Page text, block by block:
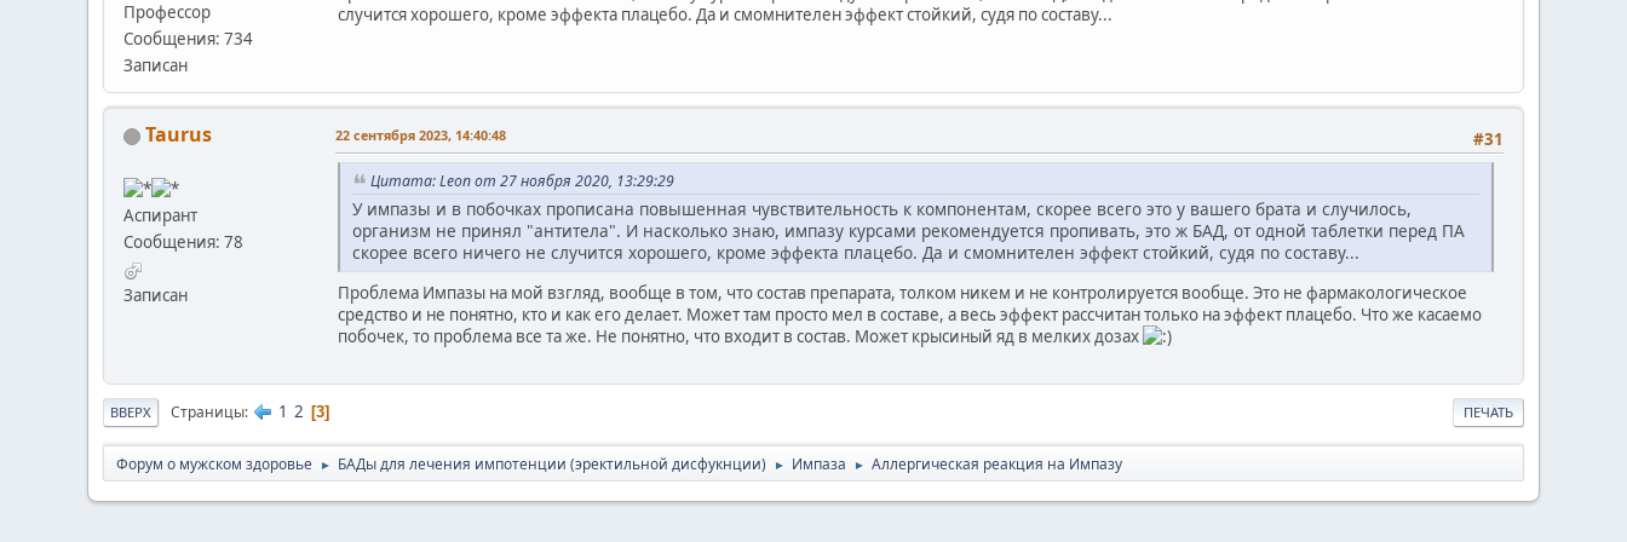
Профессор
Сообщения: 734
Записан
случится хорошего, кроме эффекта плацебо. Да и смомнителен эффект стойкий, судя по составу...
Taurus
Аспирант
Сообщения: 78
Записан
#31
22 сентября 2023, 14:40:48
Цитата: Leon от 27 ноября 2020, 13:29:29
У импазы и в побочках прописана повышенная чувствительность к компонентам, скорее всего это у вашего брата и случилось,
организм не принял "антитела". И насколько знаю, импазу курсами рекомендуется пропивать, это ж БАД, от одной таблетки перед ПА
скорее всего ничего не случится хорошего, кроме эффекта плацебо. Да и смомнителен эффект стойкий, судя по составу...
Проблема Импазы на мой взгляд, вообще в том, что состав препарата, толком никем и не контролируется вообще. Это не фармакологическое
средство и не понятно, кто и как его делает. Может там просто мел в составе, а весь эффект рассчитан только на эффект плацебо. Что же касаемо
побочек, то проблема все та же. Не понятно, что входит в состав. Может крысиный яд в мелких дозах
ПЕЧАТЬ
ВВЕРХ Страницы 1 2 3
Форум о мужском здоровье ► БАДы для лечения импотенции (эректильной дисфукнции) ► Импаза ► Аллергическая реакция на Импазу